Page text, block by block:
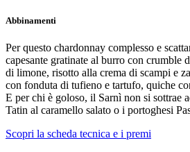
Abbinamenti
Per questo chardonnay complesso e
capesante gratinate al burro con crumble
di limone, risotto alla crema di scampi e
con fonduta di tufieno e tartufo, quiche
E per chi è goloso, il Sarnì non si sottrae
Tatin al caramello salato o i portoghesi
Scopri la scheda tecnica e i premi